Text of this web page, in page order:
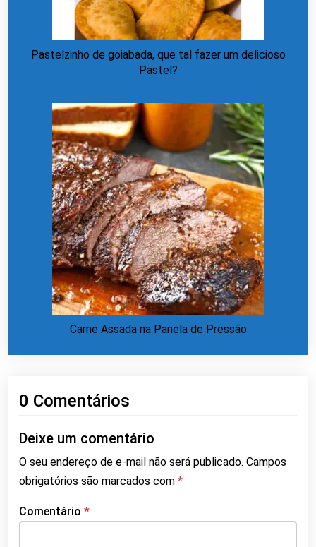
Pastelzinho de goiabada, que tal fazer um delicioso
Pastel?
Carne Assada na Panela de Pressão
0 Comentários
Deixe um comentário
O seu endereço de e-mail não será publicado. Campos
obrigatórios são marcados com *
Comentário *